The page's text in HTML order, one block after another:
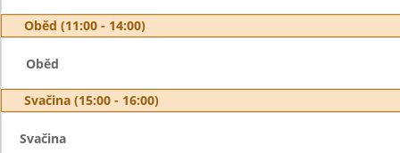
Oběd (11:00 - 14:00)
Oběd
Svačina (15:00 - 16:00)
Svačina